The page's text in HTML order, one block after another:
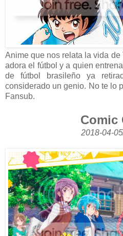
Anime que nos relata la vida
adora el fútbol y a quien
de fútbol brasileño ya
considerado un genio. No te lo
Fansub.
Comic
2018-04-